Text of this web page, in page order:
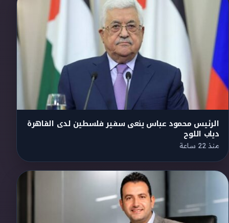
الرئيس محمود عباس ينعى سفير فلسطين لدى القاهرة
دياب اللوح
منذ 22 ساعة